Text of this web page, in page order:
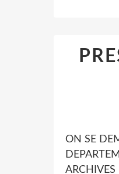
ON SE
ARCHIVES